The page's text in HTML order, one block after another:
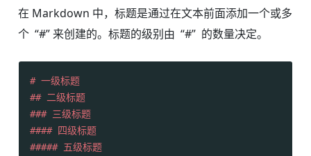
在 Markdown 中，标题是通过在文本前面添加一个或多
个 “#” 来创建的。标题的级别由 “#” 的数量决定。
# 一级标题
## 二级标题
### 三级标题
#### 四级标题
##### 五级标题